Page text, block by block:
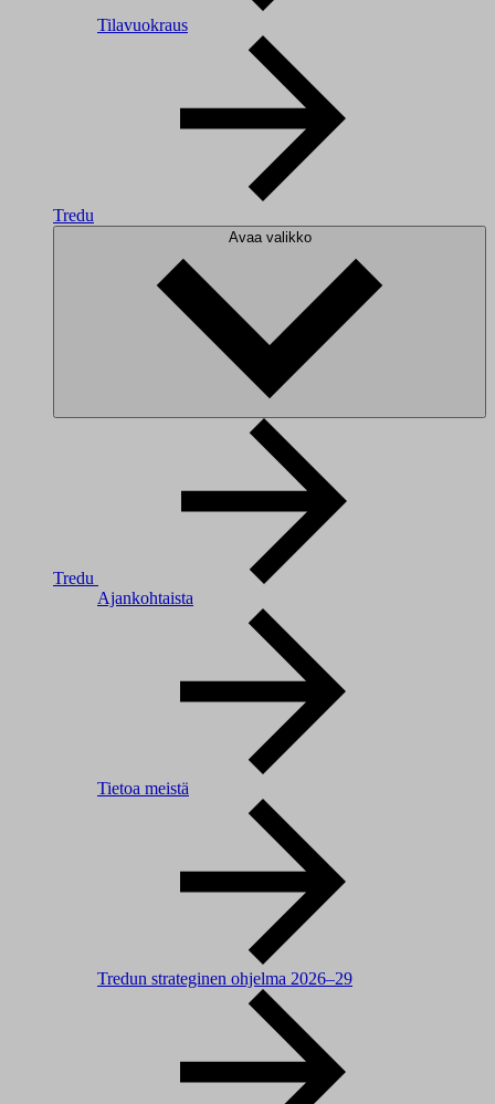
Tilavuokraus
Tredu
Avaa valikko
Tredu
Ajankohtaista
Tietoa meistä
Tredun strateginen ohjelma 2026–29